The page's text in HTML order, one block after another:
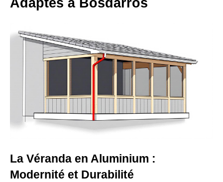
La Véranda en Aluminium :
Modernité et Durabilité